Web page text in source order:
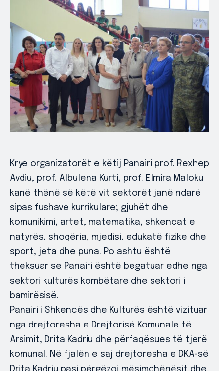
Krye organizatorët e këtij Panairi prof. Rexhep
Avdiu, prof. Albulena Kurti, prof. Elmira Maloku
kanë thënë së këtë vit sektorët janë ndarë
sipas fushave kurrikulare; gjuhët dhe
komunikimi, artet, matematika, shkencat e
natyrës, shoqëria, mjedisi, edukatë fizike dhe
sport, jeta dhe puna. Po ashtu është
theksuar se Panairi është begatuar edhe nga
sektori kulturës kombëtare dhe sektori i
bamirësisë.
Panairi i Shkencës dhe Kulturës është vizituar
nga drejtoresha e Drejtorisë Komunale të
Arsimit, Drita Kadriu dhe përfaqësues të tjerë
komunal. Në fjalën e saj drejtoresha e DKA-së
Drita Kadriu pasi përgëzoi mësimdhënësit dhe